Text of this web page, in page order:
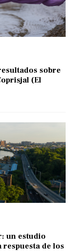
sobre
(El
un estudio
de los